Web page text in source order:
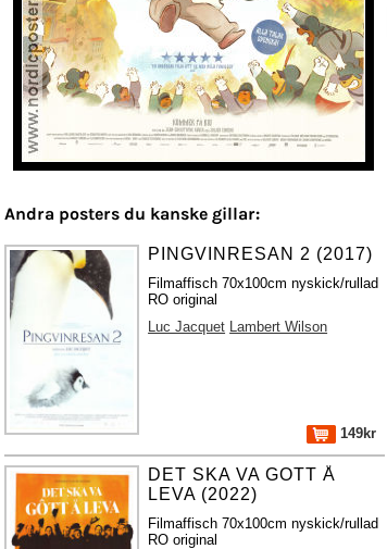
Andra posters du kanske gillar:
PINGVINRESAN 2 (2017)
Filmaffisch 70x100cm nyskick/rullad
RO original
Luc Jacquet Lambert Wilson
149kr
DET SKA VA GOTT Å
LEVA (2022)
Filmaffisch 70x100cm nyskick/rullad
RO original